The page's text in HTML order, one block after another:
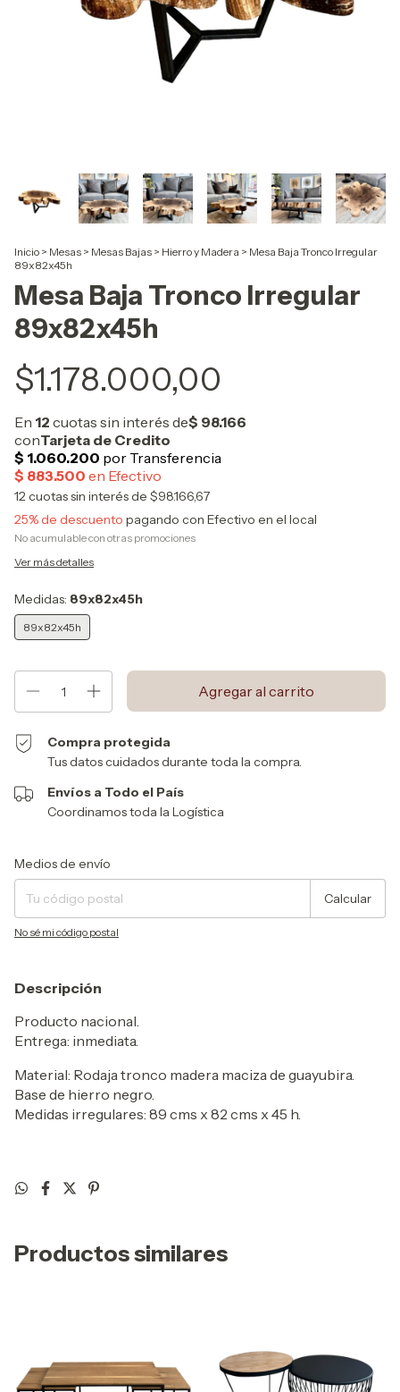
Inicio > Mesas > Mesas Bajas > Hierro y Madera > Mesa Baja Tronco Irregular
89x82x45h
Mesa Baja Tronco Irregular
89x82x45h
$1.178.000,00
12cuotas sin interés de $98.166,67
25% de descuento pagando con Efectivo en el local
No acumulable con otras promociones
Ver más detalles
Medidas: 89x82x45h
89x82x45h
Compra protegida
Tus datos cuidados durante toda la compra.
Envíos a Todo el País
Coordinamos toda la Logística
Entregas para el CP:
Medios de envío
Calcular
No sé mi código postal
Descripción
Producto nacional.
Entrega: inmediata.
Material: Rodaja tronco madera maciza de guayubira.
Base de hierro negro.
Medidas irregulares: 89 cms x 82 cms x 45 h.
Productos similares